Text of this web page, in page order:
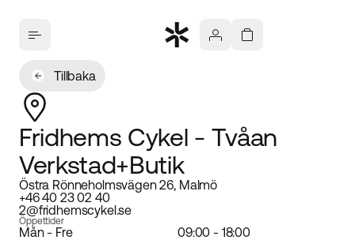
Tillbaka
Fridhems Cykel - Tvåan
Verkstad+Butik
Östra Rönneholmsvägen 26, Malmö
+46 40 23 02 40
2@fridhemscykel.se
Öppettider
Mån - Fre 09:00 - 18:00